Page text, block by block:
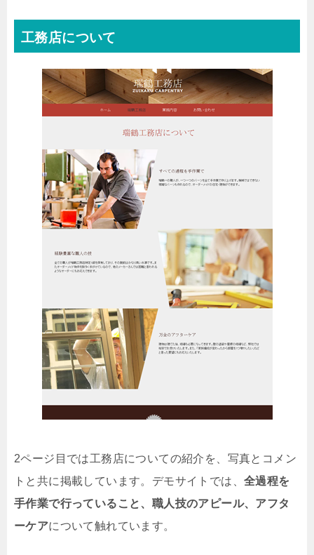
工務店について
2ページ目では工務店についての紹介を、写真とコメン
トと共に掲載しています。デモサイトでは、 全過程を
手作業で行っていること、職人技のアピール、アフタ
ーケアについて触れています。